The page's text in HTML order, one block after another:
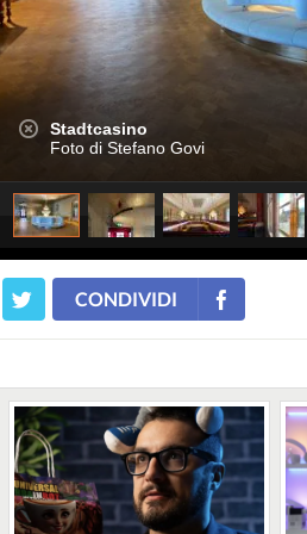
Stadtcasino
Foto di Stefano Govi
CONDIVIDI